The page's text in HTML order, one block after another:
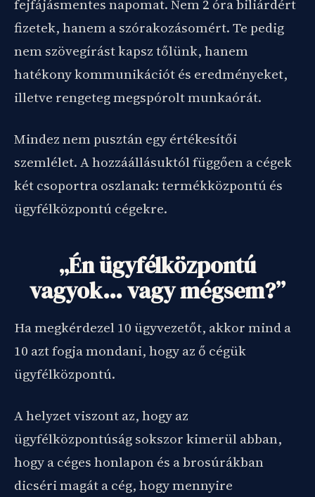
fejfájásmentes napomat. Nem 2 óra biliárdért
fizetek, hanem a szórakozásomért. Te pedig
nem szövegírást kapsz tőlünk, hanem
hatékony kommunikációt és eredményeket,
illetve rengeteg megspórolt munkaórát.
Mindez nem pusztán egy értékesítői
szemlélet. A hozzáállásuktól függően a cégek
két csoportra oszlanak: termékközpontú és
ügyfélközpontú cégekre.
„Én ügyfélközpontú
vagyok… vagy mégsem?”
Ha megkérdezel 10 ügyvezetőt, akkor mind a
10 azt fogja mondani, hogy az ő cégük
ügyfélközpontú.
A helyzet viszont az, hogy az
ügyfélközpontúság sokszor kimerül abban,
hogy a céges honlapon és a brosúrákban
dicséri magát a cég, hogy mennyire